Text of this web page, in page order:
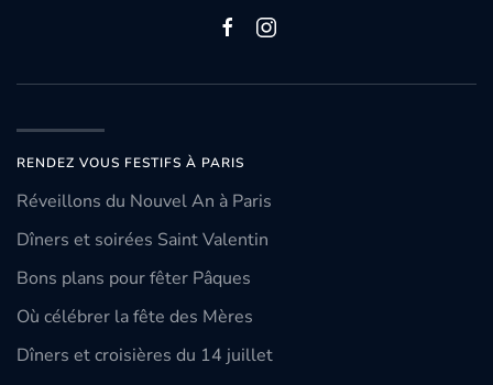
RENDEZ VOUS FESTIFS À PARIS
Réveillons du Nouvel An à Paris
Dîners et soirées Saint Valentin
Bons plans pour fêter Pâques
Où célébrer la fête des Mères
Dîners et croisières du 14 juillet